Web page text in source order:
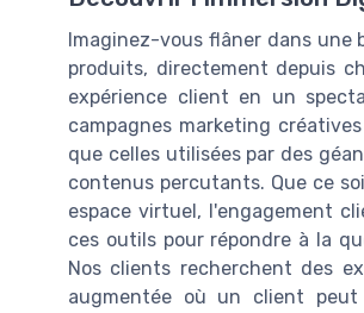
Imaginez-vous flâner dans
produits, directement depuis
expérience client en un
campagnes marketing
que celles utilisées par des
contenus percutants. Que ce
espace virtuel, l'engagement
ces outils pour répondre à la
Nos clients recherchent des
augmentée où un client